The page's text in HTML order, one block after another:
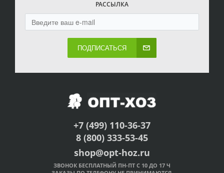
РАССЫЛКА
ПОДПИСАТЬСЯ
+7 (499) 110-36-37
8 (800) 333-53-45
shop@opt-hoz.ru
ЗВОНОК БЕСПЛАТНЫЙ ПН-ПТ С 10 ДО 17 Ч